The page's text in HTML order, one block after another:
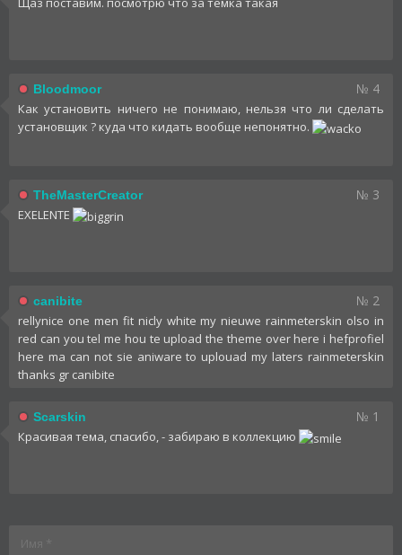
Bloodmoor № 4
Как установить ничего не понимаю, нельзя что ли сделать
установщик ? куда что кидать вообще непонятно.
TheMasterCreator № 3
EXELENTE
canibite № 2
rellynice one men fit nicly white my nieuwe rainmeterskin olso in
red can you tel me hou te upload the theme over here i hefprofiel
here ma can not sie aniware to uplouad my laters rainmeterskin
thanks gr canibite
Scarskin № 1
Красивая тема, спасибо, - забираю в коллекцию